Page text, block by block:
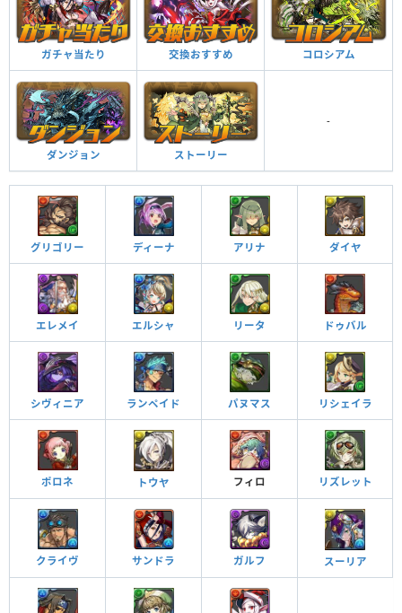
つけられる潜在キラー
神器宿装・ロッコ ターン数：14→14
自分以外のスキルが3ターン溜まる。陶舞龍の吟遊詩人・フィロに変身。
火と闇属性のHPが2倍、攻撃力は14倍。火闇の同時攻撃でダメージを軽減
（25％）。
覚醒スキル 効果
バインド耐性＋
自分自身へのバインド攻撃を無効化する
スキルブースト＋
チーム全体のスキルが2ターン溜まった状態で始まる
毒耐性＋
毒攻撃を無効化する
Lv99 9155 4285 1301
つけられる潜在キラー
ハピネスハートンメロディ ターン数：16→6
2ターンの間、ダメージを半減、回復力が2倍。消せないドロップ、バイン
ド、覚醒無効を全回復。
覚醒スキル 効果
他のモンスターにアシストすると自分の覚醒スキル
が付与される
バランスタイプ追加
ダンジョン潜入中、バランスタイプが追加される
スキルブースト
チーム全体のスキルが1ターン溜まった状態で始まる
スキルブースト
チーム全体のスキルが1ターン溜まった状態で始まる
ガチャ当たり 交換おすすめ コロシアム
ダンジョン ストーリー
-
グリゴリー ディーナ アリナ ダイヤ
エレメイ エルシャ リータ ドゥバル
シヴィニア ランペイド パヌマス リシェイラ
ポロネ トウヤ フィロ リズレット
クライヴ サンドラ ガルフ スーリア